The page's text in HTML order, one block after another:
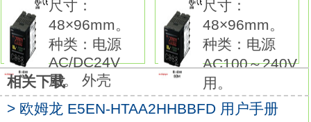
全部机型（热电偶/Pt/模拟输入切换），1台机
器支持多种传感器。
增加PV/SV状态显示功能，方便查看温控器的
状态欧姆龙E5EN-HTAA3BFMD-500手册。
（自动/手动、RUN/STOP、报警发生），可交
互显示PV/SV。
尺寸：
48×96mm。
种类：电源
AC/DC24V
用。 外壳
尺寸：
48×96mm。
种类：电源
AC100～240V
用。
相关下载
> 欧姆龙 E5EN-HTAA2HHBBFD 用户手册